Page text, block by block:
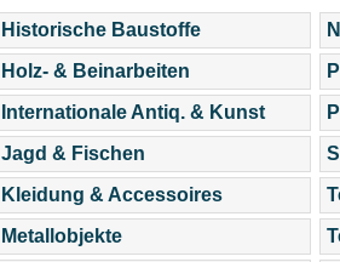
Historische Baustoffe
Holz- & Beinarbeiten
Internationale Antiq. & Kunst
Jagd & Fischen
Kleidung & Accessoires
Metallobjekte